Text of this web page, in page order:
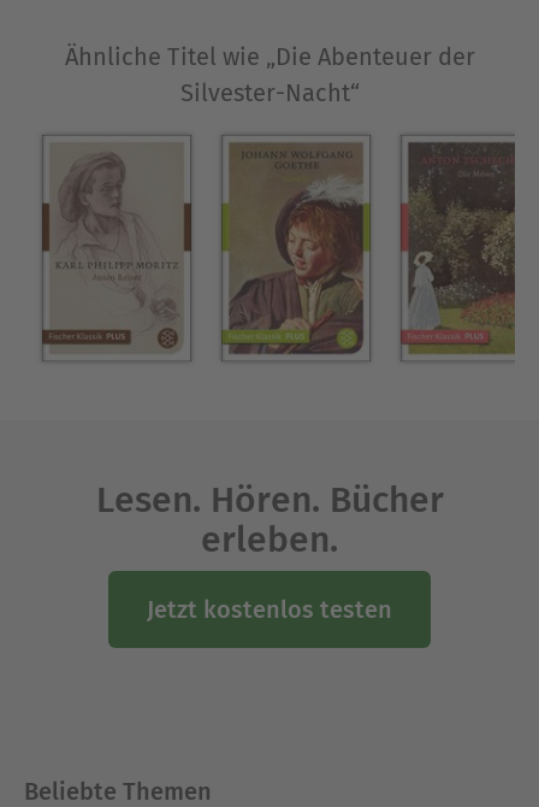
Ähnliche Titel wie „Die Abenteuer der
Silvester-Nacht“
Lesen. Hören. Bücher
erleben.
Jetzt kostenlos testen
Beliebte Themen